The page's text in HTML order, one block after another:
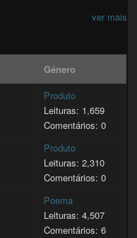
ver mais
Género
Produto
Leituras: 1,659
Comentários: 0
Produto
Leituras: 2,310
Comentários: 0
Poema
Leituras: 4,507
Comentários: 6